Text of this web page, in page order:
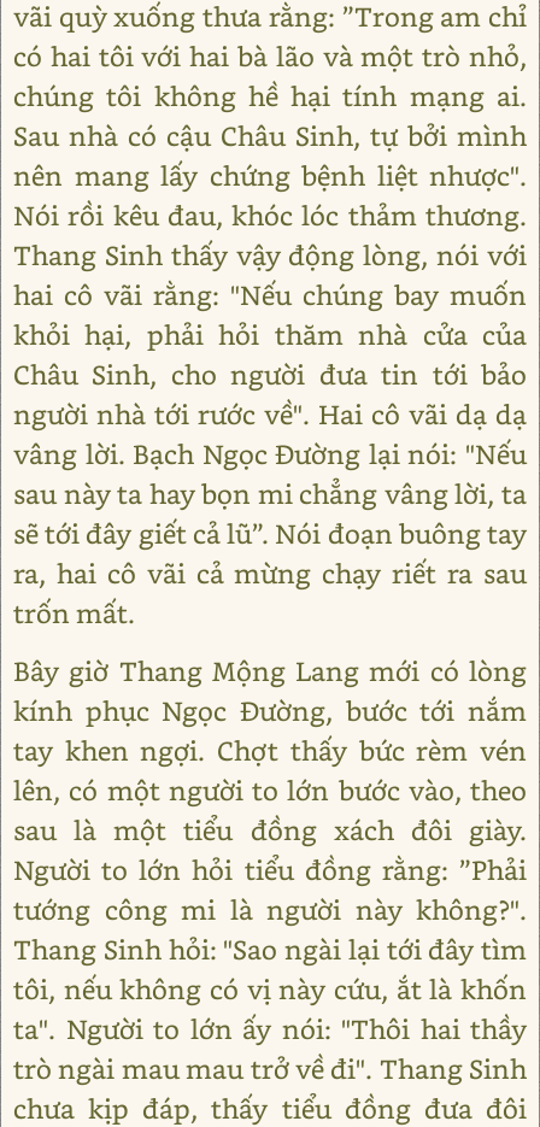
vãi quỳ xuống thưa rằng: ”Trong am chỉ
có hai tôi với hai bà lão và một trò nhỏ,
chúng tôi không hề hại tính mạng ai.
Sau nhà có cậu Châu Sinh, tự bởi mình
nên mang lấy chứng bệnh liệt nhược".
Nói rồi kêu đau, khóc lóc thảm thương.
Thang Sinh thấy vậy động lòng, nói với
hai cô vãi rằng: "Nếu chúng bay muốn
khỏi hại, phải hỏi thăm nhà cửa của
Châu Sinh, cho người đưa tin tới bảo
người nhà tới rước về". Hai cô vãi dạ dạ
vâng lời. Bạch Ngọc Đường lại nói: "Nếu
sau này ta hay bọn mi chẳng vâng lời, ta
sẽ tới đây giết cả lũ”. Nói đoạn buông tay
ra, hai cô vãi cả mừng chạy riết ra sau
trốn mất.
Bây giờ Thang Mộng Lang mới có lòng
kính phục Ngọc Đường, bước tới nắm
tay khen ngợi. Chợt thấy bức rèm vén
lên, có một người to lớn bước vào, theo
sau là một tiểu đồng xách đôi giày.
Người to lớn hỏi tiểu đồng rằng: ”Phải
tướng công mi là người này không?".
Thang Sinh hỏi: "Sao ngài lại tới đây tìm
tôi, nếu không có vị này cứu, ắt là khốn
ta". Người to lớn ấy nói: "Thôi hai thầy
trò ngài mau mau trở về đi". Thang Sinh
chưa kịp đáp, thấy tiểu đồng đưa đôi